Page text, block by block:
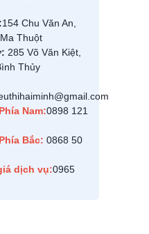
154 Chu Văn An,
Thuột
285 Võ Văn Kiệt,
Thủy
Nam:0898 121
Bắc: 0868 50
dịch vụ:0965